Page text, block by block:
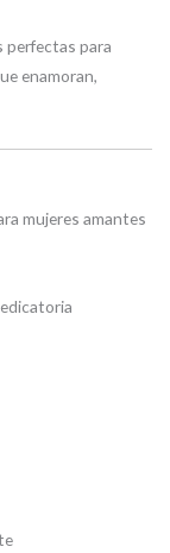
perfectas para
enamoran,
mujeres amantes